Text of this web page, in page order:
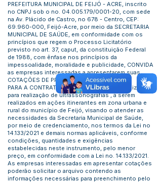
PREFEITURA MUNICIPAL DE FEIJÓ - ACRE, inscrito
no CNPJ sob o no. 04.005.179/0001-20, com sede
na Av. Plácido de Castro, no 678 - Centro, CEP:
69.960-000, Feijó-Acre, por meio da SECRETARIA
MUNICIPAL DE SAÚDE, em conformidade com os
princípios que regem o Processo Licitatório
previsto no art. 37, caput, da constituição Federal
de 1988, com ênfase nos princípios da
impessoalidade, moralidade e publicidade, CONVIDA
as empresas interessadas a apresentarem suas
COTAÇÕES DE PREÇOS
PARA A CONTRATAÇÃO de empresa especializada
para realização de ultrassonografias , a serem
realizados em ações itinerantes em zona urbana e
rural do município de Feijó, visando o atender as
necessidades da Secretaria Municipal de Saúde,
por meio de credenciamento, nos termos da Lei no
14.133/2021 e demais normas aplicáveis, conforme
condições, quantidades e exigências
estabelecidas neste instrumento, pelo menor
preço, em conformidade com a Lei no. 14.133/2021.
As empresas interessadas em apresentar cotações
poderão solicitar o arquivo contendo as
informações necessárias para preenchimento pelo